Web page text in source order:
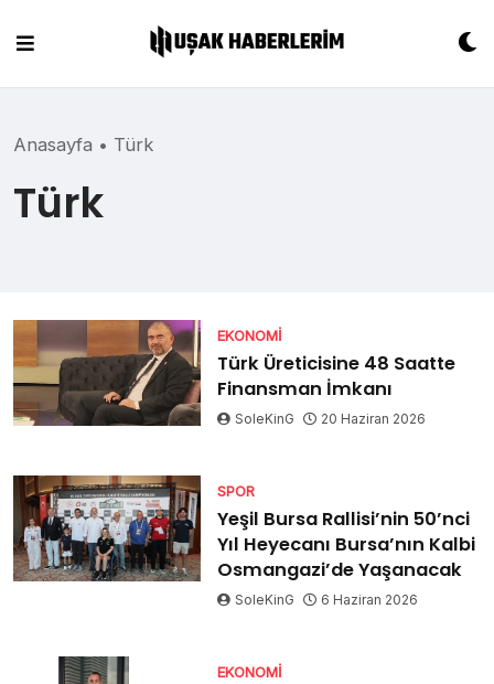
content
Anasayfa • Türk
Türk
EKONOMI
Türk Üreticisine 48 Saatte
Finansman İmkanı
SoleKinG 20 Haziran 2026
SPOR
Yeşil Bursa Rallisi’nin 50’nci
Yıl Heyecanı Bursa’nın Kalbi
Osmangazi’de Yaşanacak
SoleKinG 6 Haziran 2026
EKONOMI